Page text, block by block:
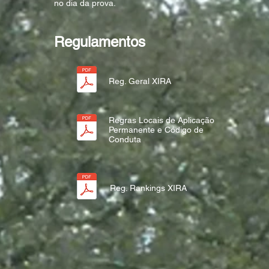
no dia da prova.
Regulamentos
Reg. Geral XIRA
Regras Locais de Aplicação
Permanente e Código de
Conduta
Reg. Rankings XIRA